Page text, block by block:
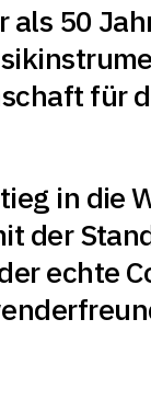
als 50
für
in die
der
echte